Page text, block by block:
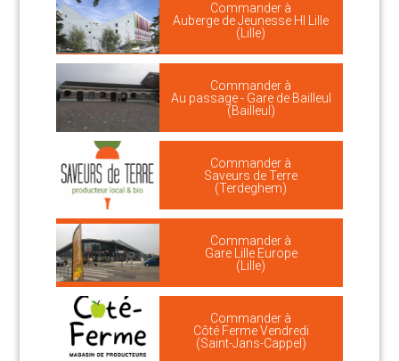
Commander à
Auberge de Jeunesse HI Lille
(Lille)
Commander à
Au passage - Gare de Bailleul
(Bailleul)
Commander à
Saveurs de Terre
(Terdeghem)
Commander à
Gare Lille Europe
(Lille)
Commander à
Côté Ferme Vendredi
(Saint-Jans-Cappel)